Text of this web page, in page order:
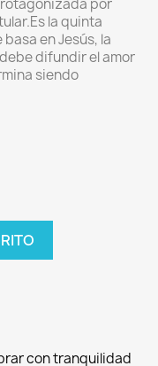
por
.Es la quinta
en Jesús, la
difundir el amor
siendo
con tranquilidad